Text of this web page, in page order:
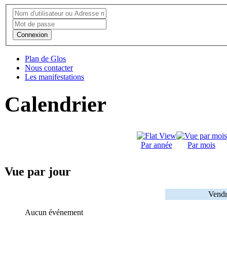
Connexion
Plan de Glos
Nous contacter
Les manifestations
Calendrier
Par année Par mois
Vue par jour
Aucun événement